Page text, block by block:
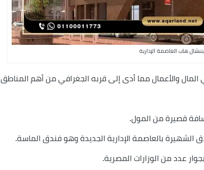
هاب العاصمة الإدارية
والأعمال مما أدى إلى قربه الجغرافي من أهم المناطق
قصيرة من المول.
الشهيرة بالعاصمة الإدارية الجديدة وهو فندق الماسة.
عدد من الوزارات المصرية.